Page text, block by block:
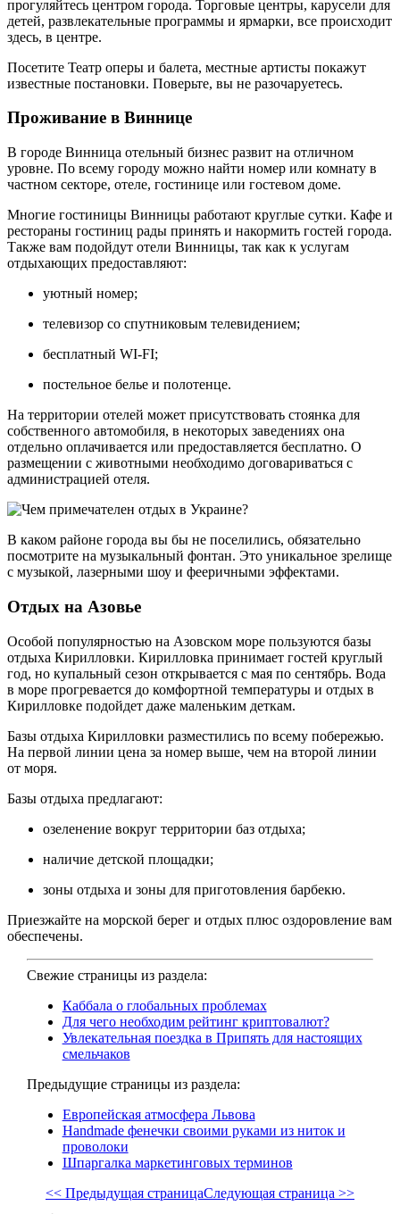
прогуляйтесь центром города. Торговые центры, карусели для
детей, развлекательные программы и ярмарки, все происходит
здесь, в центре.
Посетите Театр оперы и балета, местные артисты покажут
известные постановки. Поверьте, вы не разочаруетесь.
Проживание в Виннице
В городе Винница отельный бизнес развит на отличном
уровне. По всему городу можно найти номер или комнату в
частном секторе, отеле, гостинице или гостевом доме.
Многие гостиницы Винницы работают круглые сутки. Кафе и
рестораны гостиниц рады принять и накормить гостей города.
Также вам подойдут отели Винницы, так как к услугам
отдыхающих предоставляют:
уютный номер;
телевизор со спутниковым телевидением;
бесплатный WI-FI;
постельное белье и полотенце.
На территории отелей может присутствовать стоянка для
собственного автомобиля, в некоторых заведениях она
отдельно оплачивается или предоставляется бесплатно. О
размещении с животными необходимо договариваться с
администрацией отеля.
В каком районе города вы бы не поселились, обязательно
посмотрите на музыкальный фонтан. Это уникальное зрелище
с музыкой, лазерными шоу и фееричными эффектами.
Отдых на Азовье
Особой популярностью на Азовском море пользуются базы
отдыха Кирилловки. Кирилловка принимает гостей круглый
год, но купальный сезон открывается с мая по сентябрь. Вода
в море прогревается до комфортной температуры и отдых в
Кирилловке подойдет даже маленьким деткам.
Базы отдыха Кирилловки разместились по всему побережью.
На первой линии цена за номер выше, чем на второй линии
от моря.
Базы отдыха предлагают:
озеленение вокруг территории баз отдыха;
наличие детской площадки;
зоны отдыха и зоны для приготовления барбекю.
Приезжайте на морской берег и отдых плюс оздоровление вам
обеспечены.
Свежие страницы из раздела:
Каббала о глобальных проблемах
Для чего необходим рейтинг криптовалют?
Увлекательная поездка в Припять для настоящих
смельчаков
Предыдущие страницы из раздела:
Европейская атмосфера Львова
Handmade фенечки своими руками из ниток и
проволоки
Шпаргалка маркетинговых терминов
<< Предыдущая страницаСледующая страница >>